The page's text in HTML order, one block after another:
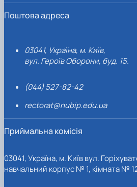
Поштова адреса
03041, Україна, м. Київ,
вул. Героїв Оборони, буд. 15.
(044) 527-82-42
rectorat@nubip.edu.ua
Приймальна комісія
03041, Україна, м. Київ вул.
навчальний корпус № 1, кімната №